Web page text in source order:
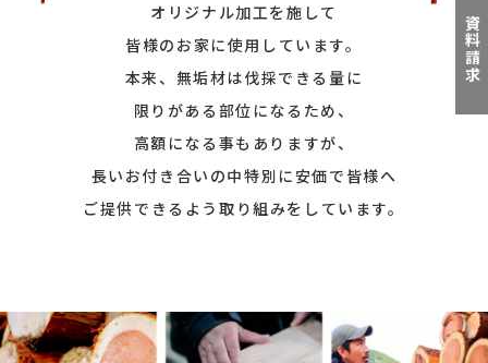
資料請求
オリジナル加工を施して
皆様のお家に使用しています。
本来、無垢材は伐採できる量に
限りがある部位になるため、
高額になる事もありますが、
長いお付き合いの中特別に安価で皆様へ
ご提供できるよう取り組みをしています。